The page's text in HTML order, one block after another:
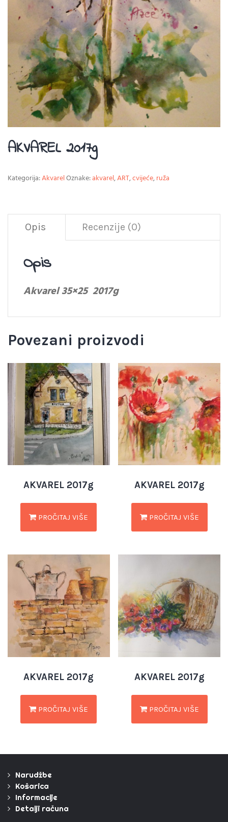
AKVAREL 2017g
Kategorija:AkvarelOznake:akvarel,ART,cvijeće,ruža
Opis Recenzije (0)
Opis
Akvarel 35×25 2017g
Povezani proizvodi
AKVAREL 2017g
PROČITAJ VIŠE
AKVAREL 2017g
PROČITAJ VIŠE
AKVAREL 2017g
PROČITAJ VIŠE
AKVAREL 2017g
PROČITAJ VIŠE
Narudžbe
Košarica
Informacije
Detalji računa